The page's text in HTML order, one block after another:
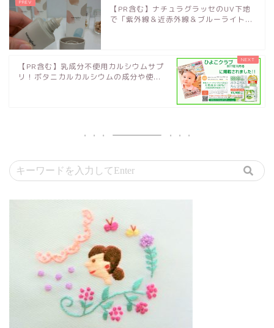
【PR含む】ナチュラグラッセのUV下地
で「紫外線＆近赤外線＆ブルーライト...
【PR含む】乳成分不使用カルシウムサプ
リ！ボタニカルカルシウムの成分や使...